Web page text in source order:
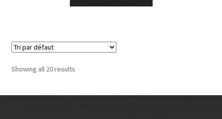
Showing all 20 results